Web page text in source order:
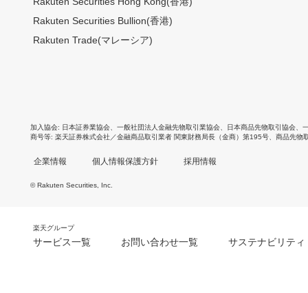
Rakuten Securities Bullion(香港)
Rakuten Trade(マレーシア)
加入協会 日本証券業協会 一般社団法人金融先物取引業協会 日本商品先物取引協会
商号等 楽天証券株式会社／金融商品取引業者 関東財務局長（金商）第195号、商品先物
企業情報 個人情報保護方針 採用情報
© Rakuten Securities, Inc.
楽天グループ
サービス一覧 お問い合わせ一覧 サステナビリティ